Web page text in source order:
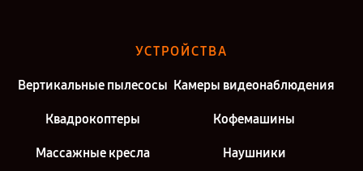
УСТРОЙСТВА
Вертикальные пылесосы Камеры видеонаблюдения
Квадрокоптеры Кофемашины
Массажные кресла Наушники